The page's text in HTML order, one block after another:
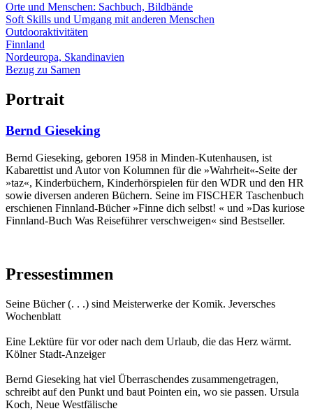
Orte und Menschen: Sachbuch, Bildbände
Soft Skills und Umgang mit anderen Menschen
Outdooraktivitäten
Finnland
Nordeuropa, Skandinavien
Bezug zu Samen
Portrait
Bernd Gieseking
Bernd Gieseking, geboren 1958 in Minden-Kutenhausen, ist
Kabarettist und Autor von Kolumnen für die »Wahrheit«-Seite der
»taz«, Kinderbüchern, Kinderhörspielen für den WDR und den HR
sowie diversen anderen Büchern. Seine im FISCHER Taschenbuch
erschienen Finnland-Bücher »Finne dich selbst! « und »Das kuriose
Finnland-Buch Was Reiseführer verschweigen« sind Bestseller.
Pressestimmen
Seine Bücher (. . .) sind Meisterwerke der Komik. Jeversches
Wochenblatt
Eine Lektüre für vor oder nach dem Urlaub, die das Herz wärmt.
Kölner Stadt-Anzeiger
Bernd Gieseking hat viel Überraschendes zusammengetragen,
schreibt auf den Punkt und baut Pointen ein, wo sie passen. Ursula
Koch, Neue Westfälische